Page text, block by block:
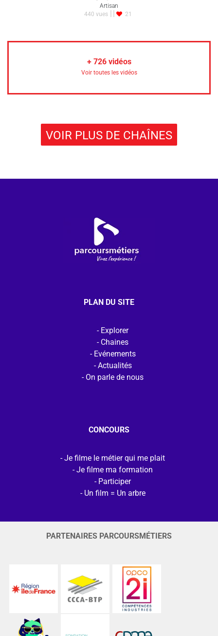
Artisan
440 vues
21
+ 726vidéos
Voir toutes les vidéos
VOIR PLUS DE CHAÎNES
PLAN DU SITE
Explorer
Chaines
Evénements
Actualités
On parle de nous
CONCOURS
Je filme le métier qui me plait
Je filme ma formation
Participer
Un film = Un arbre
PARTENAIRES PARCOURSMÉTIERS